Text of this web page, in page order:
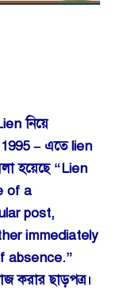
নিয়ে
– এতে lien
হয়েছে “Lien
of a
post,
immediately
absence.”
করার ছাড়পত্র।